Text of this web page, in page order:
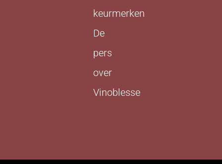
keurmerken
De
pers
over
Vinoblesse